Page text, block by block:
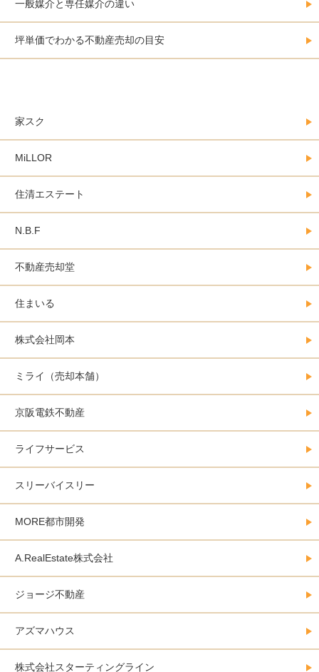
一般媒介と専任媒介の違い
坪単価でわかる不動産売却の目安
家スク
MiLLOR
住清エステート
N.B.F
不動産売却堂
住まいる
株式会社岡本
ミライ（売却本舗）
京阪電鉄不動産
ライフサービス
スリーバイスリー
MORE都市開発
A.RealEstate株式会社
ジョージ不動産
アズマハウス
株式会社スターティングライン